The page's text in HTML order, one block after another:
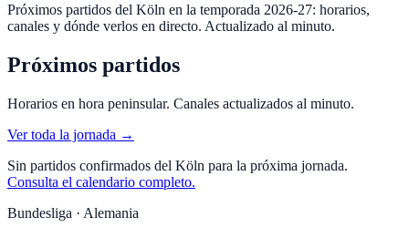
Próximos partidos del Köln en la temporada 2026-27: horarios,
canales y dónde verlos en directo. Actualizado al minuto.
Próximos partidos
Horarios en hora peninsular. Canales actualizados al minuto.
Ver toda la jornada →
Sin partidos confirmados del Köln para la próxima jornada.
Consulta el calendario completo.
Bundesliga · Alemania